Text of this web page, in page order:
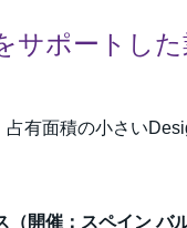
サポートし
有面積の小さい
（開催：スペイン バ